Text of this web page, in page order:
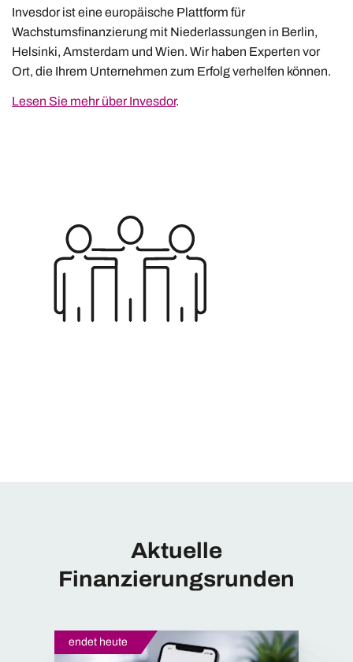
Invesdor ist eine europäische Plattform für
Wachstumsfinanzierung mit Niederlassungen in Berlin,
Helsinki, Amsterdam und Wien. Wir haben Experten vor
Ort, die Ihrem Unternehmen zum Erfolg verhelfen können.
Lesen Sie mehr über Invesdor.
Aktuelle
Finanzierungsrunden
endet heute